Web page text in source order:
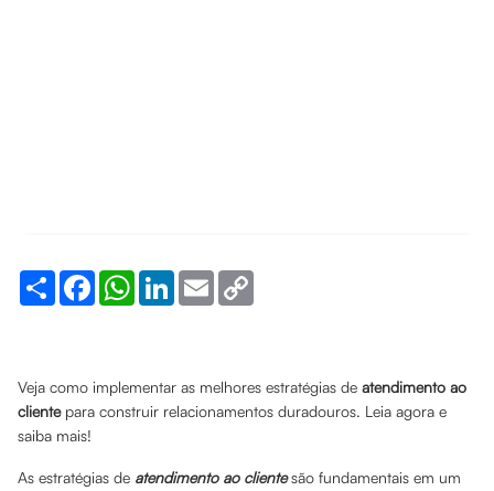
Share FacebookWhatsApp
LinkedInEmail
Veja como implementar as melhores estratégias de atendimento ao
clientepara construir relacionamentos duradouros. Leia agora e
saiba mais!
As estratégias de atendimento ao clientesão fundamentais em um